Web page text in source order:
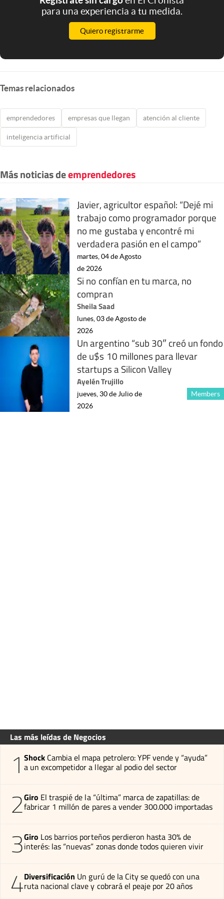
para una experiencia a tu medida.
Quiero registrarme
Temas relacionados
emprendedores empresas que llegan atención al cliente
inteligencia artificial
Más noticias deemprendedores
Javier, agricultor español: “Dejé mi
trabajo como programador porque
no me gustaba y encontré mi
verdadera pasión en el campo”
martes, 04 de Agosto
de 2026
Si no confían en tu marca, no
compran
Sheila Saad
lunes, 03 de Agosto de
2026
Un argentino “sub 30″ creó un fondo
de u$s 10 millones para llevar
startups a Silicon Valley
Ayelén Trujillo
Members
jueves, 30 de Julio de
2026
Las más leídas de Negocios
1 Shock Cambia el mapa petrolero: YPF vende y “ayuda”
a un excompetidor a llegar al podio del sector
2Giro El traspié de la “última” marca de zapatillas: de
fabricar 1 millón de pares a vender 300.000 importadas
3Giro Los barrios porteños perdieron hasta 30% de
interés: las “nuevas” zonas donde todos quieren vivir
4Diversificación Un gurú de la City se quedó con una
ruta nacional clave y cobrará el peaje por 20 años